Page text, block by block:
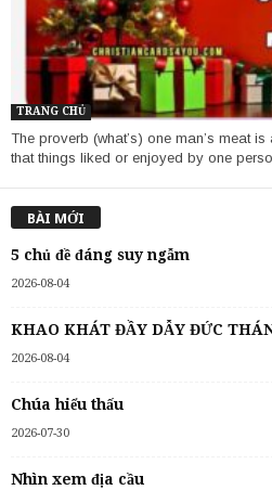
TRANG CHỦ
The proverb (what’s) one man’s meat
that things liked or enjoyed by one
BÀI MỚI
5 chủ đề đáng suy ngẫm
2026-08-04
KHAO KHÁT ĐẦY DẪY ĐỨC
2026-08-04
Chúa hiểu thấu
2026-07-30
Nhìn xem địa cầu